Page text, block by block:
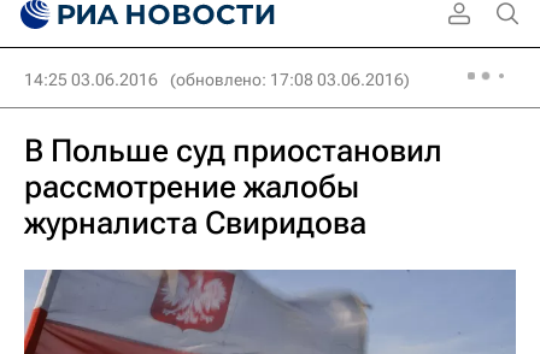
14:25 03.06.2016 (обновлено: 17:08 03.06.2016)
В Польше суд приостановил
рассмотрение жалобы
журналиста Свиридова